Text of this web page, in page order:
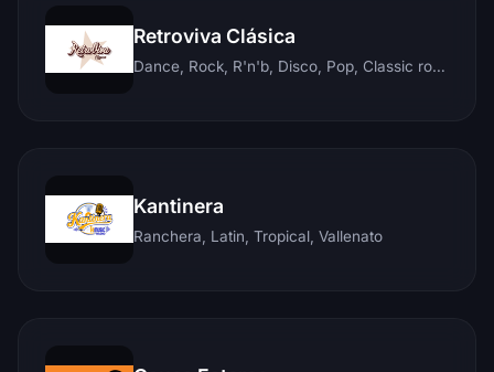
Retroviva Clásica
Dance, Rock, R'n'b, Disco, Pop, Classic rock, Techno, Reggae
Kantinera
Ranchera, Latin, Tropical, Vallenato